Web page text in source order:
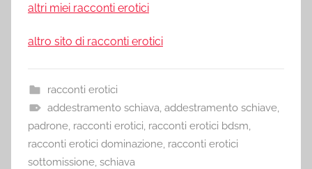
altri miei racconti erotici
altro sito di racconti erotici
racconti erotici
addestramento schiava, addestramento schiave,
padrone, racconti erotici, racconti erotici bdsm,
racconti erotici dominazione, racconti erotici
sottomissione, schiava